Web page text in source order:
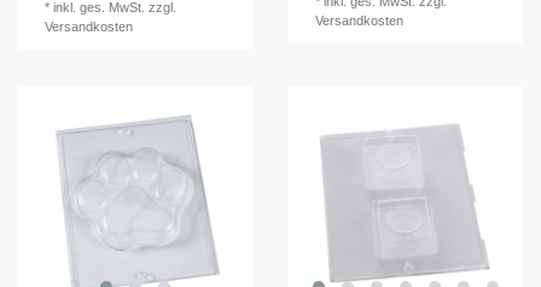
*inkl. ges. MwSt. zzgl.
Versandkosten
Versandkosten